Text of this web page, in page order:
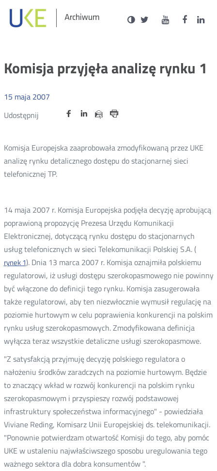
Archiwum Ustawienia
Wersja
Social
Media
UKE
Otwórz
UKE
OtwórzUKE
Komisja przyjęła analizę rynku 1
15 maja 2007
Udostępnij
Udostępnij
Otwórz Udostępnij
na
OtwórzUdostępnij
na
OtwórzUdostępnij
przez
Komisja Europejska zaaprobowała zmodyfikowaną przez UKE
analizę rynku detalicznego dostępu do stacjonarnej sieci
telefonicznej TP.
14 maja 2007 r. Komisja Europejska podjęła decyzję aprobującą
poprawioną propozycję Prezesa Urzędu Komunikacji
Elektronicznej, dotyczącą rynku dostępu do stacjonarnych
usług telefonicznych w sieci Telekomunikacji Polskiej S.A. (
rynek 1). Dnia 13 marca 2007 r. Komisja oznajmiła polskiemu
regulatorowi, iż usługi dostępu szerokopasmowego nie powinny
być włączone do definicji tego rynku. Komisja zasugerowała
także regulatorowi, aby ten niezwłocznie wymusił regulację na
poziomie hurtowym w celu poprawienia konkurencji na polskim
rynku usług szerokopasmowych. Zmodyfikowana definicja
wyłącza teraz wszystkie detaliczne usługi szerokopasmowe.
"Z satysfakcją przyjmuję decyzję polskiego regulatora o
nałożeniu środków zaradczych na poziomie hurtowym. Będzie
to znaczący wkład w rozwój konkurencji na polskim rynku
szerokopasmowym i przyspieszy rozwój podstawowej
infrastruktury społeczeństwa informacyjnego" - powiedziała
Viviane Reding, Komisarz Unii Europejskiej ds. telekomunikacji.
"Ponownie potwierdzam otwartość Komisji do tego, aby pomóc
UKE w ustaleniu najwłaściwszego sposobu uregulowania tego
ważnego sektora dla dobra konsumentów ".